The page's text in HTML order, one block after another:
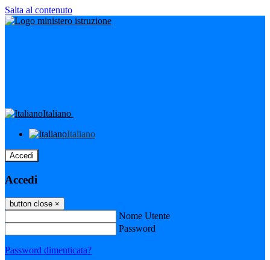
Salta al contenuto
Italiano
Italiano
Accedi
Accedi
button close ×
Nome Utente
Password
Password dimenticata?